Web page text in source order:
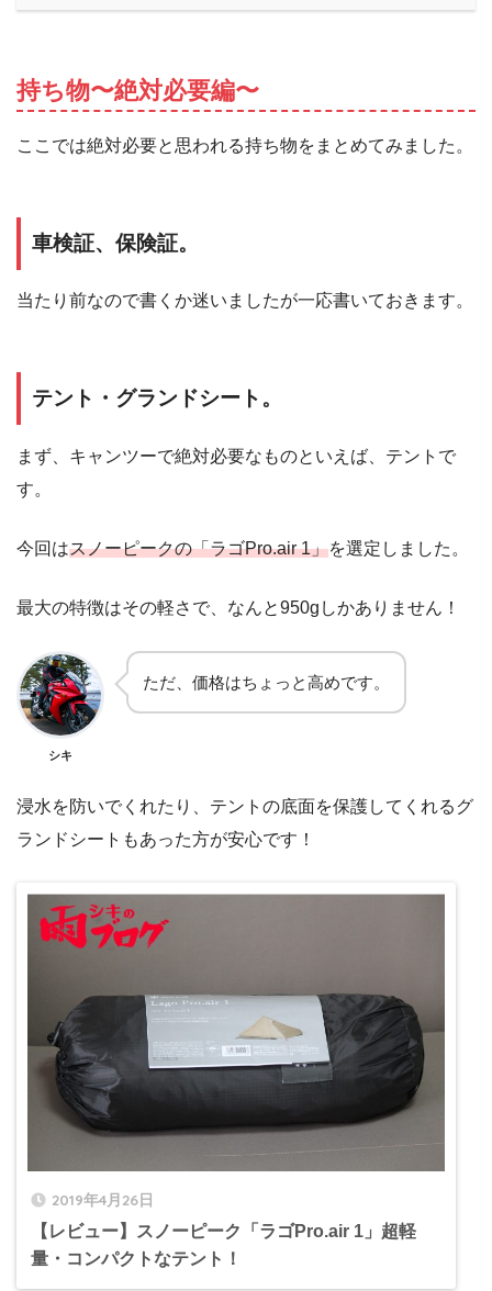
持ち物〜絶対必要編〜
ここでは絶対必要と思われる持ち物をまとめてみました。
車検証、保険証。
当たり前なので書くか迷いましたが一応書いておきます。
テント・グランドシート。
まず、キャンツーで絶対必要なものといえば、テントで
す。
今回はスノーピークの「ラゴPro.air 1」を選定しました。
最大の特徴はその軽さで、なんと950gしかありません！
シキ
ただ、価格はちょっと高めです。
浸水を防いでくれたり、テントの底面を保護してくれるグ
ランドシートもあった方が安心です！
2019年4月26日
【レビュー】スノーピーク「ラゴPro.air 1」超軽
量・コンパクトなテント！